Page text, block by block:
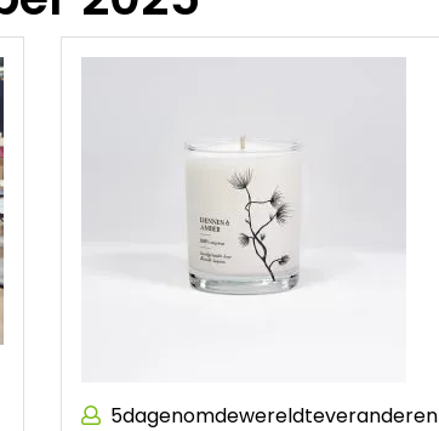
5dagenomdewereldteveranderen